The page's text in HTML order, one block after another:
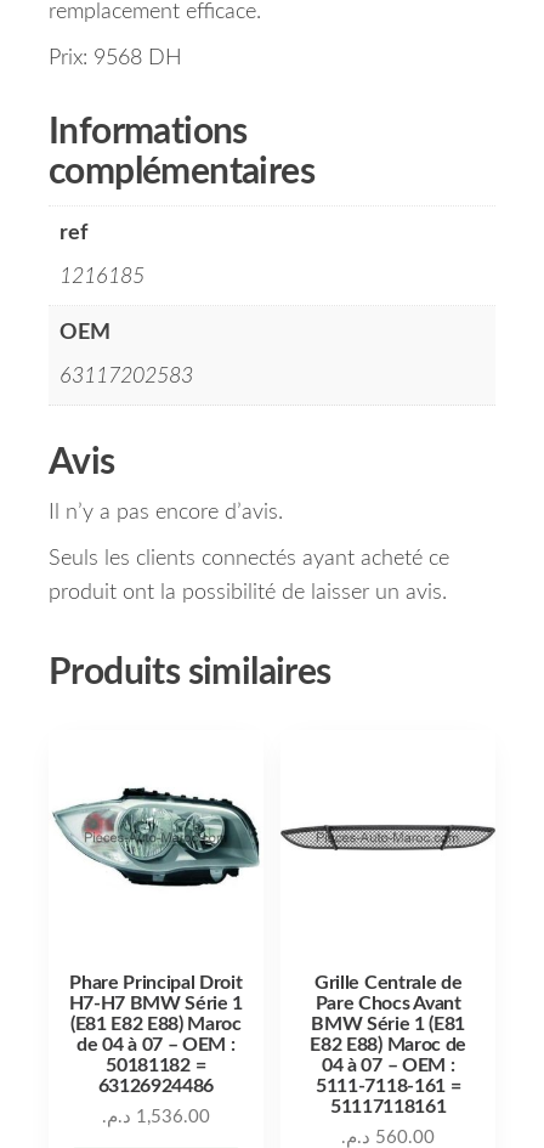
remplacement efficace.
Prix: 9568 DH
Informations
complémentaires
ref
1216185
OEM
63117202583
Avis
Il n’y a pas encore d’avis.
Seuls les clients connectés ayant acheté ce
produit ont la possibilité de laisser un avis.
Produits similaires
Phare Principal Droit
H7-H7 BMW Série 1
(E81 E82 E88) Maroc
de 04 à 07 – OEM :
50181182 =
63126924486
1,536.00 د.م.
Grille Centrale de
Pare Chocs Avant
BMW Série 1 (E81
E82 E88) Maroc de
04 à 07 – OEM :
5111-7118-161 =
51117118161
560.00 د.م.